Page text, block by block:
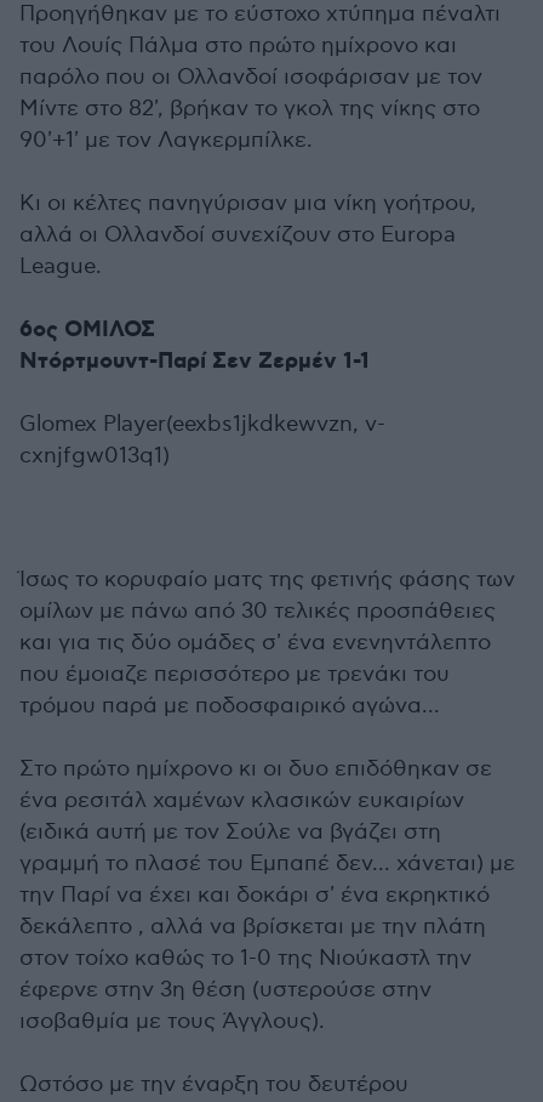
Προηγήθηκαν με το εύστοχο χτύπημα πέναλτι
του Λουίς Πάλμα στο πρώτο ημίχρονο και
παρόλο που οι Ολλανδοί ισοφάρισαν με τον
Μίντε στο 82', βρήκαν το γκολ της νίκης στο
90'+1' με τον Λαγκερμπίλκε.
Κι οι κέλτες πανηγύρισαν μια νίκη γοήτρου,
αλλά οι Ολλανδοί συνεχίζουν στο Europa
League.
6ος ΟΜΙΛΟΣ
Ντόρτμουντ-Παρί Σεν Ζερμέν 1-1
Glomex Player(eexbs1jkdkewvzn, v-
cxnjfgw013q1)
Ίσως το κορυφαίο ματς της φετινής φάσης των
ομίλων με πάνω από 30 τελικές προσπάθειες
και για τις δύο ομάδες σ' ένα ενενηντάλεπτο
που έμοιαζε περισσότερο με τρενάκι του
τρόμου παρά με ποδοσφαιρικό αγώνα...
Στο πρώτο ημίχρονο κι οι δυο επιδόθηκαν σε
ένα ρεσιτάλ χαμένων κλασικών ευκαιρίων
(ειδικά αυτή με τον Σούλε να βγάζει στη
γραμμή το πλασέ του Εμπαπέ δεν... χάνεται) με
την Παρί να έχει και δοκάρι σ' ένα εκρηκτικό
δεκάλεπτο , αλλά να βρίσκεται με την πλάτη
στον τοίχο καθώς το 1-0 της Νιούκαστλ την
έφερνε στην 3η θέση (υστερούσε στην
ισοβαθμία με τους Άγγλους).
Ωστόσο με την έναρξη του δευτέρου